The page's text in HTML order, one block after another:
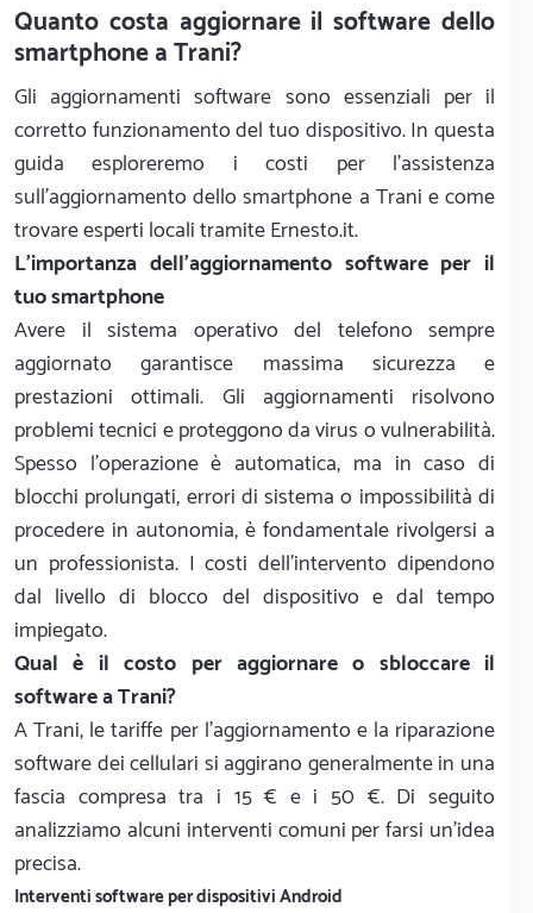
Quanto costa aggiornare il software dello
smartphone a Trani?
Gli aggiornamenti software sono essenziali per il
corretto funzionamento del tuo dispositivo. In questa
guida esploreremo i costi per l'assistenza
sull'aggiornamento dello smartphone a Trani e come
trovare esperti locali tramite Ernesto.it.
L'importanza dell'aggiornamento software per il
tuo smartphone
Avere il sistema operativo del telefono sempre
aggiornato garantisce massima sicurezza e
prestazioni ottimali. Gli aggiornamenti risolvono
problemi tecnici e proteggono da virus o vulnerabilità.
Spesso l'operazione è automatica, ma in caso di
blocchi prolungati, errori di sistema o impossibilità di
procedere in autonomia, è fondamentale rivolgersi a
un professionista. I costi dell'intervento dipendono
dal livello di blocco del dispositivo e dal tempo
impiegato.
Qual è il costo per aggiornare o sbloccare il
software a Trani?
A Trani, le tariffe per l'aggiornamento e la riparazione
software dei cellulari si aggirano generalmente in una
fascia compresa tra i 15 € e i 50 €. Di seguito
analizziamo alcuni interventi comuni per farsi un'idea
precisa.
Interventi software per dispositivi Android